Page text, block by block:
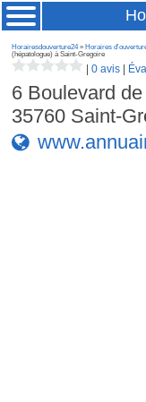
Horairesdouverture24» Horaires
(hépatologue) à Saint-Gregoire
|0 avis
6 Boulevard
35760 Saint-